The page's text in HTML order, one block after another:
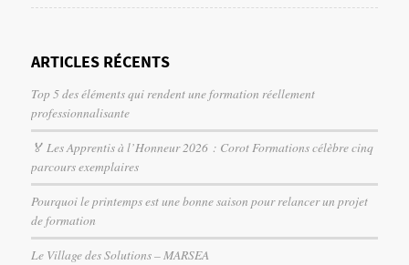
ARTICLES RÉCENTS
Top 5 des éléments qui rendent une formation réellement
professionnalisante
🏅 Les Apprentis à l’Honneur 2026 : Corot Formations célèbre cinq
parcours exemplaires
Pourquoi le printemps est une bonne saison pour relancer un projet
de formation
Le Village des Solutions – MARSEA